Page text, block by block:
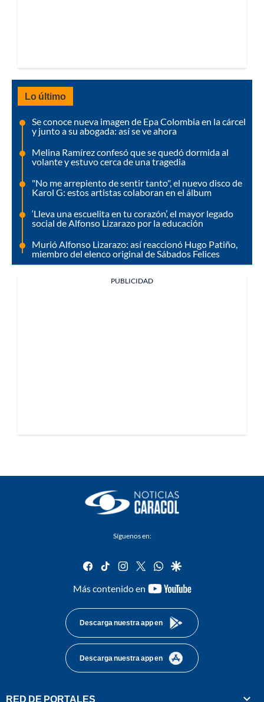
Lo último
Se conoce nueva imagen de Epa Colombia en la cárcel
y junto a su abogada: así se ve ahora
Melina Ramírez confesó que se quedó dormida al
volante y estuvo cerca de una tragedia
"No me arrepiento de sentir tanto", el nuevo disco de
Karol G: estos artistas colaboran en el álbum
‘Lleva una escuelita en tu corazón’, el mayor legado
social de Alfonso Lizarazo por la educación
Murió Alfonso Lizarazo: así reaccionó Hugo Patiño,
miembro del elenco original de Sábados Felices
PUBLICIDAD
Síguenos en:
facebook
tiktok instagram
twitterwhatsapp
google
Más contenido en
youtube-
Descarga nuestra app en
Descarga nuestra app en
RED DE PORTALES